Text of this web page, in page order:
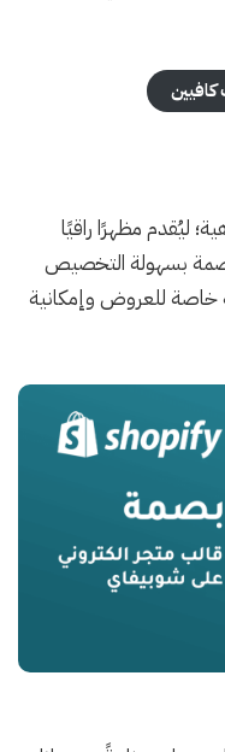
ليُقدم مظهرًا راقيًا
بصمة بسهولة التخصيص
للعروض وإمكانية